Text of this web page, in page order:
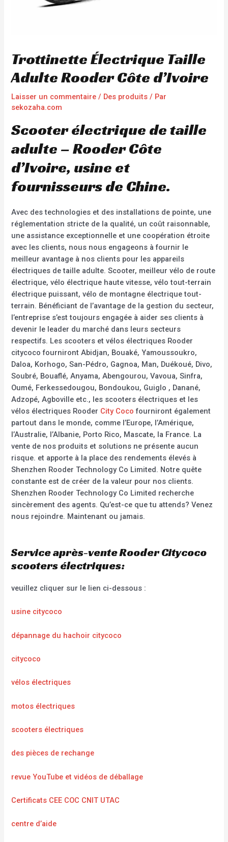
Trottinette Électrique Taille
Adulte Rooder Côte d’Ivoire
Laisser un commentaire / Des produits / Par
sekozaha.com
Scooter électrique de taille
adulte – Rooder Côte
d’Ivoire, usine et
fournisseurs de Chine.
Avec des technologies et des installations de pointe, une
réglementation stricte de la qualité, un coût raisonnable,
une assistance exceptionnelle et une coopération étroite
avec les clients, nous nous engageons à fournir le
meilleur avantage à nos clients pour les appareils
électriques de taille adulte. Scooter, meilleur vélo de route
électrique, vélo électrique haute vitesse, vélo tout-terrain
électrique puissant, vélo de montagne électrique tout-
terrain. Bénéficiant de l’avantage de la gestion du secteur,
l’entreprise s’est toujours engagée à aider ses clients à
devenir le leader du marché dans leurs secteurs
respectifs. Les scooters et vélos électriques Rooder
citycoco fourniront Abidjan, Bouaké, Yamoussoukro,
Daloa, Korhogo, San-Pédro, Gagnoa, Man, Duékoué, Divo,
Soubré, Bouaflé, Anyama, Abengourou, Vavoua, Sinfra,
Oumé, Ferkessedougou, Bondoukou, Guiglo , Danané,
Adzopé, Agboville etc., les scooters électriques et les
vélos électriques Rooder City Coco fourniront également
partout dans le monde, comme l’Europe, l’Amérique,
l’Australie, l’Albanie, Porto Rico, Mascate, la France. La
vente de nos produits et solutions ne présente aucun
risque. et apporte à la place des rendements élevés à
Shenzhen Rooder Technology Co Limited. Notre quête
constante est de créer de la valeur pour nos clients.
Shenzhen Rooder Technology Co Limited recherche
sincèrement des agents. Qu’est-ce que tu attends? Venez
nous rejoindre. Maintenant ou jamais.
Service après-vente Rooder Citycoco
scooters électriques:
veuillez cliquer sur le lien ci-dessous :
usine citycoco
dépannage du hachoir citycoco
citycoco
vélos électriques
motos électriques
scooters électriques
des pièces de rechange
revue YouTube et vidéos de déballage
Certificats CEE COC CNIT UTAC
centre d’aide